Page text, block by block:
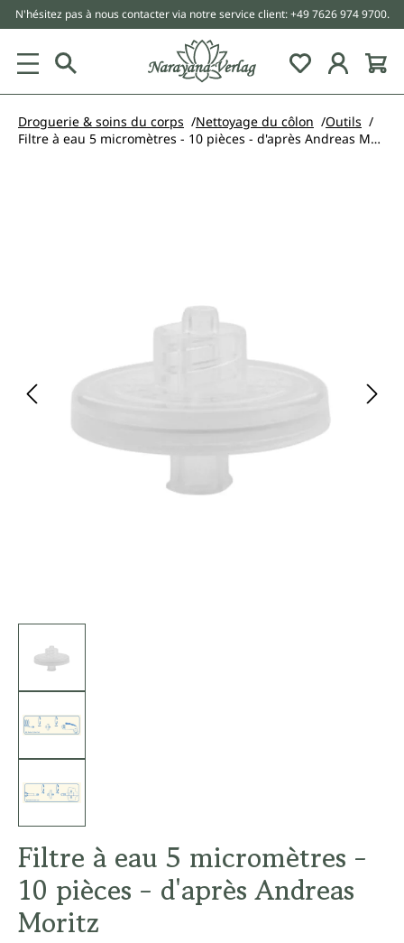
principal
N'hésitez pas à nous contacter via notre service client: +49 7626 974 9700.
Droguerie & soins du corps Nettoyage du côlon
Outils
Filtre à eau 5 micromètres - 10 pièces - d'après Andreas Moritz
Filtre à eau 5 micromètres -
10 pièces - d'après Andreas
Moritz